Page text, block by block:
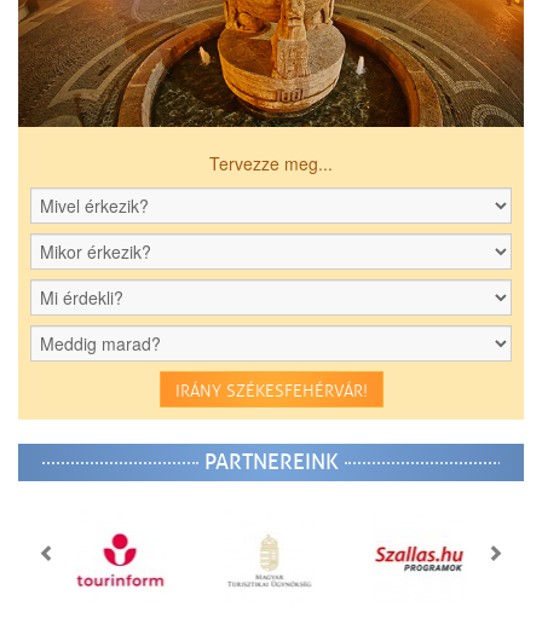
Tervezze meg...
IRÁNY SZÉKESFEHÉRVÁR!
PARTNEREINK